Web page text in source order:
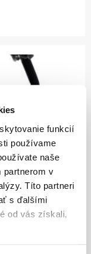
funkcií
používame
naše
partnerom v
Títo partneri
s ďalšími
od vás získali,